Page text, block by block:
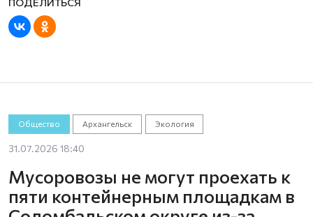
Общество Архангельск Экология
31.07.2026 18:40
Мусоровозы не могут проехать к
пяти контейнерным площадкам в